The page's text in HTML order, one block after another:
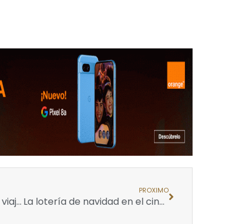
Los mejores consejos para viajar barato
PROXIMO
La lotería de navidad en el cine: un viaje por sus apariciones en pantalla